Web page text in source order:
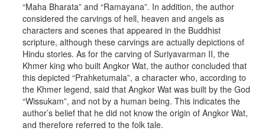
“Maha Bharata” and “Ramayana”. In addition, the author
considered the carvings of hell, heaven and angels as
characters and scenes that appeared in the Buddhist
scripture, although these carvings are actually depictions of
Hindu stories. As for the carving of Suriyavarman II, the
Khmer king who built Angkor Wat, the author concluded that
this depicted “Prahketumala”, a character who, according to
the Khmer legend, said that Angkor Wat was built by the God
“Wissukam”, and not by a human being. This indicates the
author’s belief that he did not know the origin of Angkor Wat,
and therefore referred to the folk tale.